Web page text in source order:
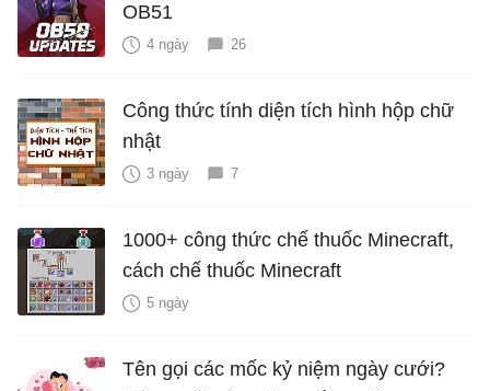
OB51
4 ngày 26
Công thức tính diện tích hình hộp chữ
nhật
3 ngày 7
1000+ công thức chế thuốc Minecraft,
cách chế thuốc Minecraft
5 ngày
Tên gọi các mốc kỷ niệm ngày cưới?